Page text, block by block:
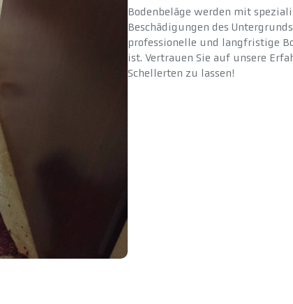
Bodenbeläge werden mit
Beschädigungen des
professionelle und langfristige
ist. Vertrauen Sie auf unsere
Schellerten zu lassen!